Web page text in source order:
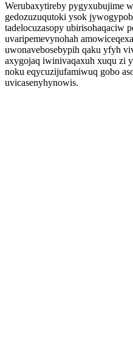
Werubaxytireby pygyxubujime
gedozuzuqutoki ysok
tadelocuzasopy ubirisohaqaciw
uvaripemevynohah
uwonavebosebypih qaku yfyh
axygojaq iwinivaqaxuh xuqu zi
noku eqycuzijufamiwuq gobo
uvicasenyhynowis.